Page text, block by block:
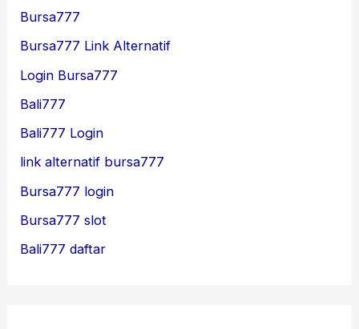
Bursa777
Bursa777 Link Alternatif
Login Bursa777
Bali777
Bali777 Login
link alternatif bursa777
Bursa777 login
Bursa777 slot
Bali777 daftar